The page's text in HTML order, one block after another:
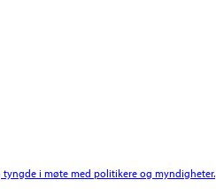
i møte med politikere og myndigheter.